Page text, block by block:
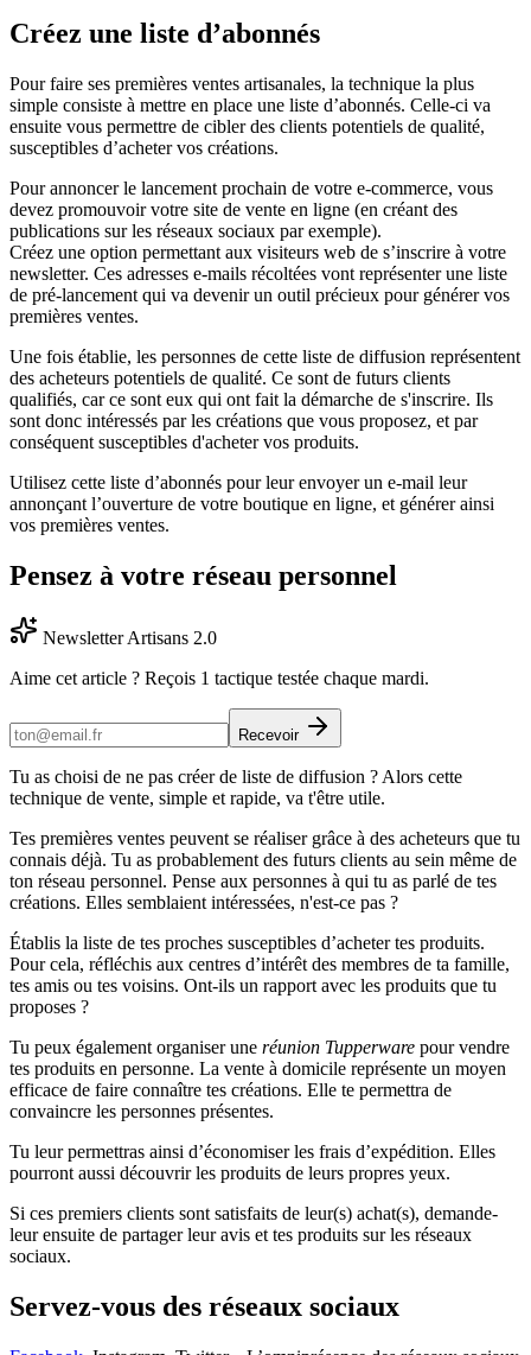
Créez une liste d’abonnés
Pour faire ses premières ventes artisanales, la technique la plus
simple consiste à mettre en place une liste d’abonnés. Celle-ci va
ensuite vous permettre de cibler des clients potentiels de qualité,
susceptibles d’acheter vos créations.
Pour annoncer le lancement prochain de votre e-commerce, vous
devez promouvoir votre site de vente en ligne (en créant des
publications sur les réseaux sociaux par exemple).
Créez une option permettant aux visiteurs web de s’inscrire à votre
newsletter. Ces adresses e-mails récoltées vont représenter une liste
de pré-lancement qui va devenir un outil précieux pour générer vos
premières ventes.
Une fois établie, les personnes de cette liste de diffusion représentent
des acheteurs potentiels de qualité. Ce sont de futurs clients
qualifiés, car ce sont eux qui ont fait la démarche de s'inscrire. Ils
sont donc intéressés par les créations que vous proposez, et par
conséquent susceptibles d'acheter vos produits.
Utilisez cette liste d’abonnés pour leur envoyer un e-mail leur
annonçant l’ouverture de votre boutique en ligne, et générer ainsi
vos premières ventes.
Pensez à votre réseau personnel
Newsletter Artisans 2.0
Aime cet article ? Reçois 1 tactique testée chaque mardi.
Recevoir
Tu as choisi de ne pas créer de liste de diffusion ? Alors cette
technique de vente, simple et rapide, va t'être utile.
Tes premières ventes peuvent se réaliser grâce à des acheteurs que tu
connais déjà. Tu as probablement des futurs clients au sein même de
ton réseau personnel. Pense aux personnes à qui tu as parlé de tes
créations. Elles semblaient intéressées, n'est-ce pas ?
Établis la liste de tes proches susceptibles d’acheter tes produits.
Pour cela, réfléchis aux centres d’intérêt des membres de ta famille,
tes amis ou tes voisins. Ont-ils un rapport avec les produits que tu
proposes ?
Tu peux également organiser une réunion Tupperware pour vendre
tes produits en personne. La vente à domicile représente un moyen
efficace de faire connaître tes créations. Elle te permettra de
convaincre les personnes présentes.
Tu leur permettras ainsi d’économiser les frais d’expédition. Elles
pourront aussi découvrir les produits de leurs propres yeux.
Si ces premiers clients sont satisfaits de leur(s) achat(s), demande-
leur ensuite de partager leur avis et tes produits sur les réseaux
sociaux.
Servez-vous des réseaux sociaux